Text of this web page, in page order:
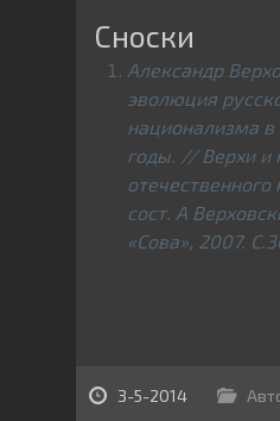
Александр
эволюция
национализма
годы. // Верхи и
сост. А
«Сова», 2007.
3-5-2014